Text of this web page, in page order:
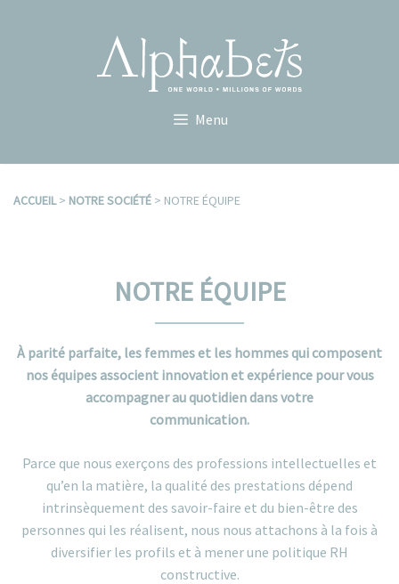
Menu
ACCUEIL> NOTRE SOCIÉTÉ > NOTRE ÉQUIPE
NOTRE ÉQUIPE
À parité parfaite, les femmes et les hommes qui composent
nos équipes associent innovation et expérience pour vous
accompagner au quotidien dans votre
communication.
Parce que nous exerçons des professions intellectuelles et
qu’en la matière, la qualité des prestations dépend
intrinsèquement des savoir-faire et du bien-être des
personnes qui les réalisent, nous nous attachons à la fois à
diversifier les profils et à mener une politique RH
constructive.